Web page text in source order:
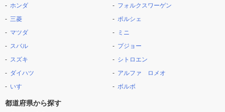
ホンダ
三菱
マツダ
スバル
スズキ
ダイハツ
いすゞ
フォルクスワーゲン
ポルシェ
ミニ
プジョー
シトロエン
アルファ ロメオ
ボルボ
都道府県から探す